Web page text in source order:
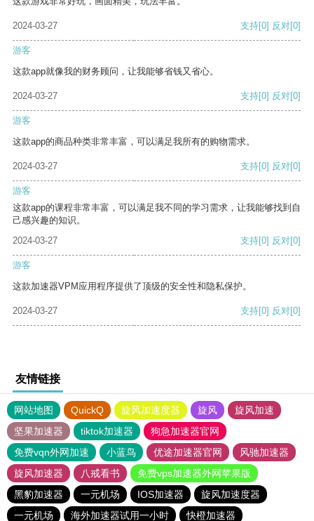
2024-03-27 支持[0] 反对[0]
游客
这款app就像我的财务顾问，让我能够省钱又省心。
2024-03-27 支持[0] 反对[0]
游客
这款app的商品种类非常丰富，可以满足我所有的购物需求。
2024-03-27 支持[0] 反对[0]
游客
这款app的课程非常丰富，可以满足我不同的学习需求，让我能够找到自
己感兴趣的知识。
2024-03-27
支持[0] 反对[0]
游客
这款加速器VPM应用程序提供了顶级的安全性和隐私保护。
2024-03-27 支持[0] 反对[0]
友情链接
网站地图 QuickQ 旋风加速度器 旋风
旋风加速
坚果加速器
tiktok加速器
狗急加速器官网
免费vqn外网加速
小蓝鸟 优途加速器官网
风驰加速器
旋风加速器
八戒看书
免费vps加速器外网苹果版
黑豹加速器
一元机场 IOS加速器
旋风加速度器
一元机场
海外加速器试用一小时 快橙加速器